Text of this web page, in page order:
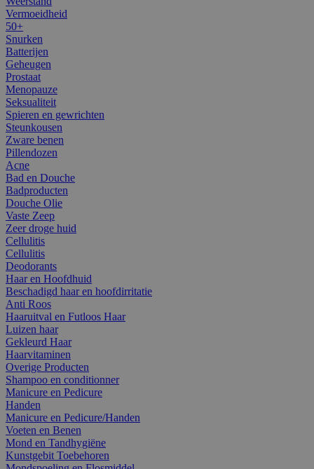
Vermoeidheid
50+
Snurken
Batterijen
Geheugen
Prostaat
Menopauze
Seksualiteit
Spieren en gewrichten
Steunkousen
Zware benen
Pillendozen
Acne
Bad en Douche
Badproducten
Douche Olie
Vaste Zeep
Zeer droge huid
Cellulitis
Cellulitis
Deodorants
Haar en Hoofdhuid
Beschadigd haar en hoofdirritatie
Anti Roos
Haaruitval en Futloos Haar
Luizen haar
Gekleurd Haar
Haarvitaminen
Overige Producten
Shampoo en conditionner
Manicure en Pedicure
Handen
Manicure en Pedicure/Handen
Voeten en Benen
Mond en Tandhygiëne
Kunstgebit Toebehoren